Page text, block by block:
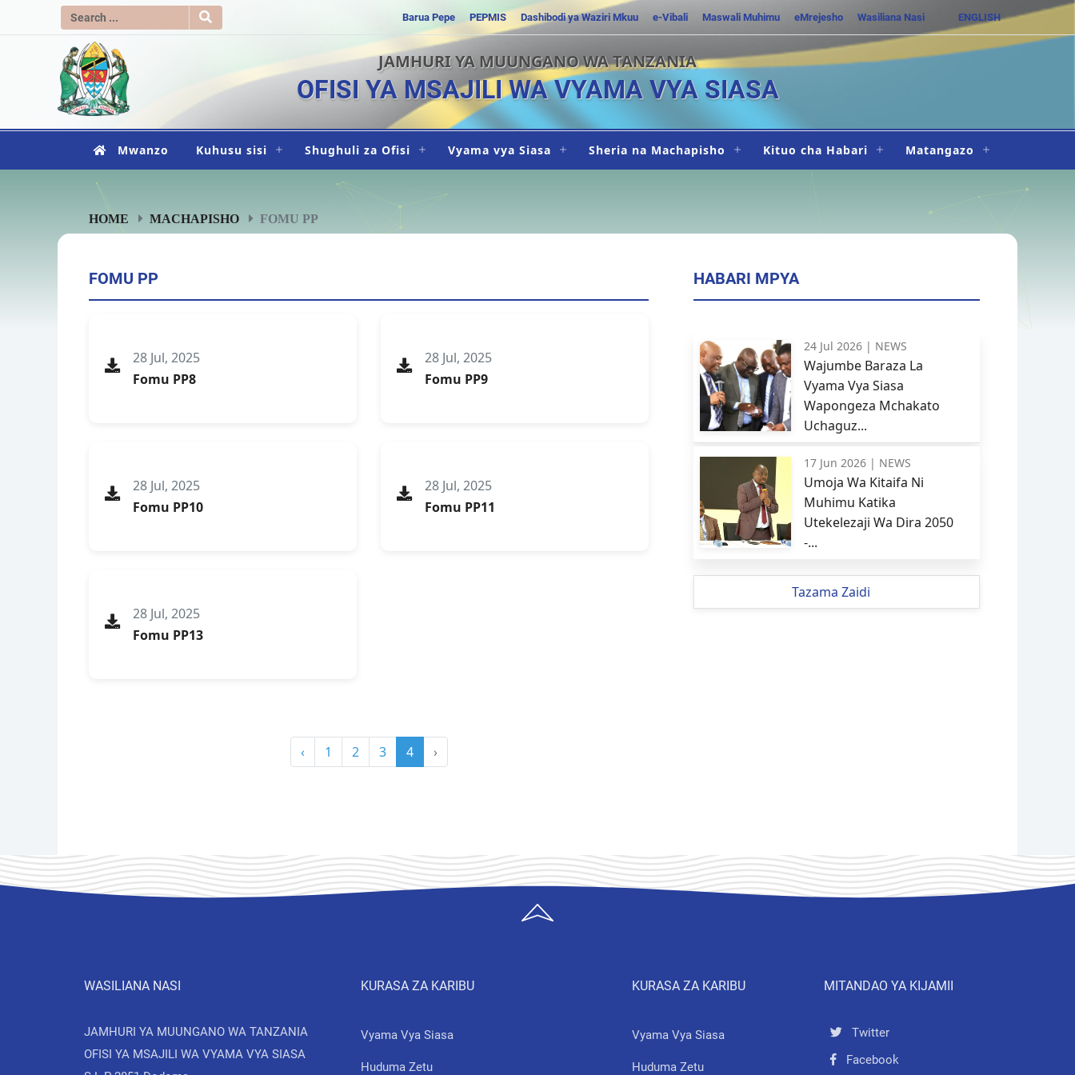
Barua Pepe PEPMIS Dashibodi ya Waziri Mkuu e-Vibali Maswali Muhimu eMrejesho Wasiliana Nasi ENGLISH
JAMHURI YA MUUNGANO WA TANZANIA
OFISI YA MSAJILI WA VYAMA VYA SIASA
Mwanzo Kuhusu sisi Shughuli za Ofisi Vyama vya Siasa Sheria na Machapisho Kituo cha Habari Matangazo
HOME MACHAPISHO FOMU PP
FOMU PP
28 Jul, 2025
Fomu PP8
28 Jul, 2025
Fomu PP9
28 Jul, 2025
Fomu PP10
28 Jul, 2025
Fomu PP11
28 Jul, 2025
Fomu PP13
‹ 1 2 3 4 ›
HABARI MPYA
24 Jul 2026 | NEWS
Wajumbe Baraza La
Vyama Vya Siasa
Wapongeza Mchakato
Uchaguz...
17 Jun 2026 | NEWS
Umoja Wa Kitaifa Ni
Muhimu Katika
Utekelezaji Wa Dira 2050
-...
Tazama Zaidi
WASILIANA NASI
JAMHURI YA MUUNGANO WA TANZANIA
OFISI YA MSAJILI WA VYAMA VYA SIASA
KURASA ZA KARIBU
Vyama Vya Siasa
Huduma Zetu
KURASA ZA KARIBU
Vyama Vya Siasa
Huduma Zetu
MITANDAO YA KIJAMII
Twitter
Facebook